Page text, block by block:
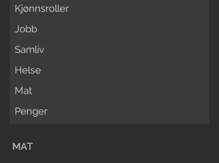
Kjønnsroller
Jobb
Samliv
Helse
Mat
Penger
MAT